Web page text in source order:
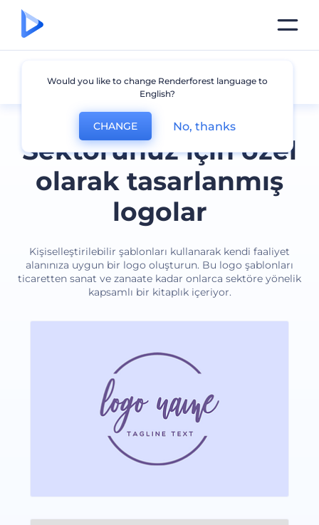
Sektörünüz için özel
olarak tasarlanmış
logolar
Kişiselleştirilebilir şablonları kullanarak kendi faaliyet
alanınıza uygun bir logo oluşturun. Bu logo şablonları
ticaretten sanat ve zanaate kadar onlarca sektöre yönelik
kapsamlı bir kitaplık içeriyor.
Sektör
Would you like to change Renderforest language to
English?
CHANGE No, thanks